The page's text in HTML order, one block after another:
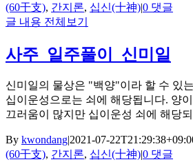
(60干支), 간지론, 십신(十神)|0 댓글
글 내용 전체보기
사주_일주풀이_신미일
신미일의 물상은 "백양"이라 할 수 있
십이운성으로는 쇠에 해당됩니다. 양
끄러움이 많지만 십이운성 쇠에 해당
By kwondang|2021-07-
(60干支), 간지론, 십신(十神)|0 댓글